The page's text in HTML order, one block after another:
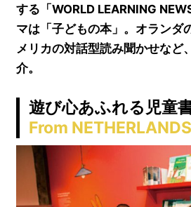
する「WORLD LEARNING
マは「子どもの本」。オランダ
メリカの対話型読み聞かせなど
介。
遊び心あふれる児童
From NETHERLANDS